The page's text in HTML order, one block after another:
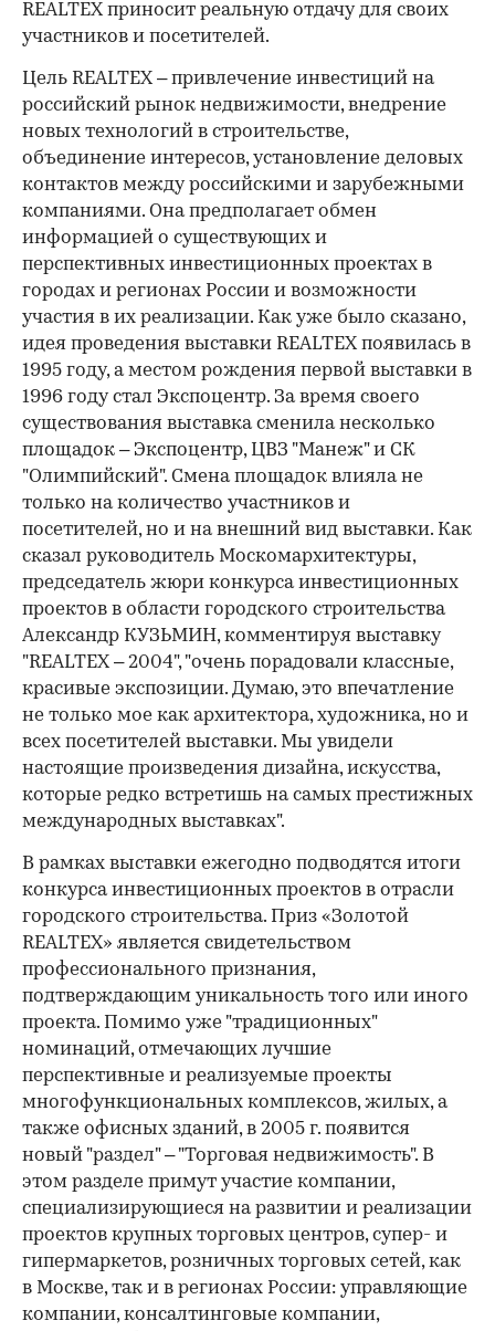
REALTEX приносит реальную отдачу для своих
участников и посетителей.
Цель REALTEX – привлечение инвестиций на
российский рынок недвижимости, внедрение
новых технологий в строительстве,
объединение интересов, установление деловых
контактов между российскими и зарубежными
компаниями. Она предполагает обмен
информацией о существующих и
перспективных инвестиционных проектах в
городах и регионах России и возможности
участия в их реализации. Как уже было сказано,
идея проведения выставки REALTEX появилась в
1995 году, а местом рождения первой выставки в
1996 году стал Экспоцентр. За время своего
существования выставка сменила несколько
площадок – Экспоцентр, ЦВЗ "Манеж" и СК
"Олимпийский". Смена площадок влияла не
только на количество участников и
посетителей, но и на внешний вид выставки. Как
сказал руководитель Москомархитектуры,
председатель жюри конкурса инвестиционных
проектов в области городского строительства
Александр КУЗЬМИН, комментируя выставку
"REALTEX – 2004", "очень порадовали классные,
красивые экспозиции. Думаю, это впечатление
не только мое как архитектора, художника, но и
всех посетителей выставки. Мы увидели
настоящие произведения дизайна, искусства,
которые редко встретишь на самых престижных
международных выставках".
В рамках выставки ежегодно подводятся итоги
конкурса инвестиционных проектов в отрасли
городского строительства. Приз «Золотой
REALTEX» является свидетельством
профессионального признания,
подтверждающим уникальность того или иного
проекта. Помимо уже "традиционных"
номинаций, отмечающих лучшие
перспективные и реализуемые проекты
многофункциональных комплексов, жилых, а
также офисных зданий, в 2005 г. появится
новый "раздел" – "Торговая недвижимость". В
этом разделе примут участие компании,
специализирующиеся на развитии и реализации
проектов крупных торговых центров, супер- и
гипермаркетов, розничных торговых сетей, как
в Москве, так и в регионах России: управляющие
компании, консалтинговые компании,